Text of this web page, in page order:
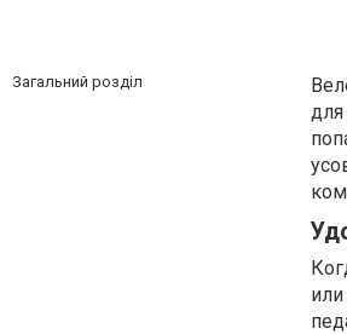
Загальний розділ
для